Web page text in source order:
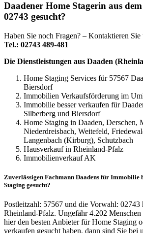
Daadener Home Stagerin aus
02743 gesucht?
Haben Sie noch Fragen? – Kontaktieren
Tel.: 02743 489-481
Die Dienstleistungen aus Daaden
Home Staging Services für 57567
Biersdorf
Immobilien Verkaufsförderung im
Immobilie besser verkaufen für
Silberberg und Biersdorf
Home Staging in Daaden, Derschen,
Niederdreisbach, Weitefeld,
Langenbach (Kirburg), Schutzbach
Hausverkauf in Rheinland-Pfalz
Immobilienverkauf AK
Zuverlässigen Fachmann Daadens für Immobilie
Staging gesucht?
Postleitzahl: 57567 und die Vorwahl: 02743
Rheinland-Pfalz. Ungefähr 4.202 Menschen
hier den besten Anbieter für Home Staging
verkaufen gesucht haben, dann sind Sie bei